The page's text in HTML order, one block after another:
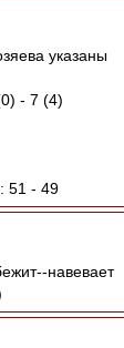
указаны
- 7 (4)
51 - 49
навевает